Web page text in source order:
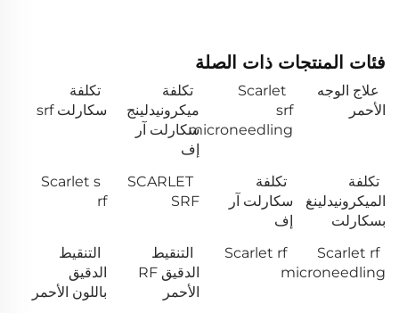
فئات المنتجات ذات الصلة
علاج الوجه
الأحمر
Scarlet
srf
microneedling
تكلفة
ميكرونيدلينج
سكارلت آر
إف
تكلفة
سكارلت srf
تكلفة
الميكرونيدلينغ
بسكارلت
تكلفة
سكارلت آر
إف
SCARLET
SRF
Scarlet s
rf
Scarlet rf
microneedling
Scarlet rf
التنقيط
الدقيق RF
الأحمر
التنقيط
الدقيق
باللون الأحمر